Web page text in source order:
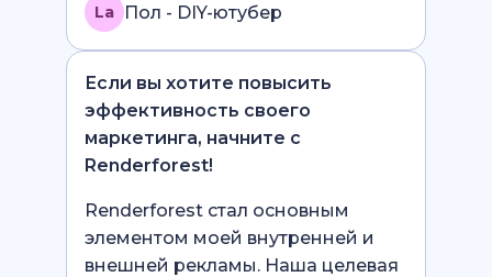
La Пол - DIY-ютубер
Если вы хотите повысить
эффективность своего
маркетинга, начните с
Renderforest!
Renderforest стал основным
элементом моей внутренней и
внешней рекламы. Наша целевая